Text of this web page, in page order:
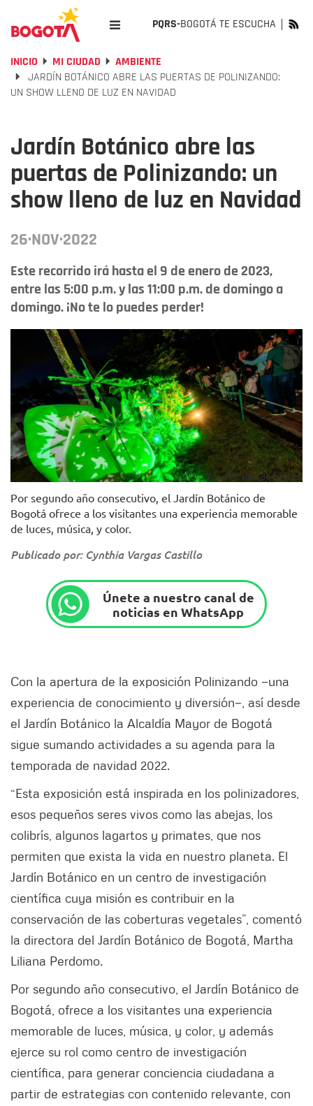
PQRS-BOGOTÁ TE ESCUCHA
INICIO MI CIUDAD
AMBIENTE
JARDÍN BOTÁNICO ABRE LAS PUERTAS DE POLINIZANDO:
UN SHOW LLENO DE LUZ EN NAVIDAD
Jardín Botánico abre las
puertas de Polinizando: un
show lleno de luz en Navidad
26·NOV·2022
Este recorrido irá hasta el 9 de enero de 2023,
entre las 5:00 p.m. y las 11:00 p.m. de domingo a
domingo. ¡No te lo puedes perder!
Foto. Alcaldía de Bogotá.
Por segundo año consecutivo, el Jardín Botánico de
Bogotá ofrece a los visitantes una experiencia memorable
de luces, música, y color.
Publicado por: Cynthia Vargas Castillo
Únete a nuestro canal de
noticias en WhatsApp
Con la apertura de la exposición Polinizando —una
experiencia de conocimiento y diversión—, así desde
el Jardín Botánico la Alcaldía Mayor de Bogotá
sigue sumando actividades a su agenda para la
temporada de navidad 2022.
“Esta exposición está inspirada en los polinizadores,
esos pequeños seres vivos como las abejas, los
colibrís, algunos lagartos y primates, que nos
permiten que exista la vida en nuestro planeta. El
Jardín Botánico en un centro de investigación
científica cuya misión es contribuir en la
conservación de las coberturas vegetales”, comentó
la directora del Jardín Botánico de Bogotá, Martha
Liliana Perdomo.
Por segundo año consecutivo, el Jardín Botánico de
Bogotá, ofrece a los visitantes una experiencia
memorable de luces, música, y color, y además
ejerce su rol como centro de investigación
científica, para generar conciencia ciudadana a
partir de estrategias con contenido relevante, con